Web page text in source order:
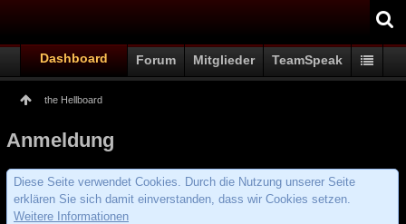
Dashboard Forum Mitglieder TeamSpeak
the Hellboard
Anmeldung
Diese Seite verwendet Cookies. Durch die Nutzung unserer Seite
erklären Sie sich damit einverstanden, dass wir Cookies setzen.
Weitere Informationen